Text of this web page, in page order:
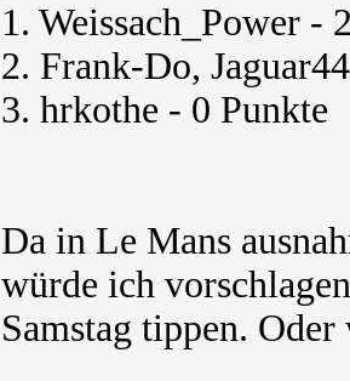
1. Weissach_Power -
2. Frank-Do,
3. hrkothe - 0 Punkte
Da in Le Mans
würde ich
Samstag tippen.